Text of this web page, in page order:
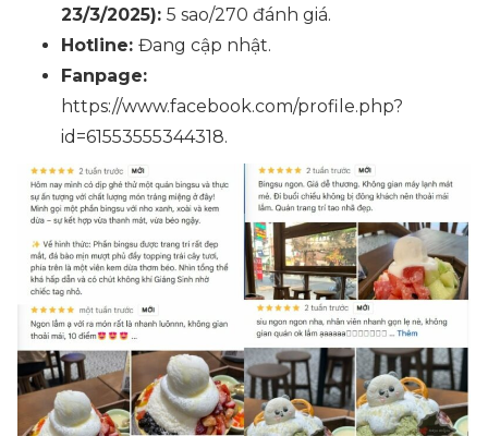
23/3/2025): 5 sao/270 đánh giá.
Hotline: Đang cập nhật.
Fanpage:
https://www.facebook.com/profile.php?
id=61553555344318.